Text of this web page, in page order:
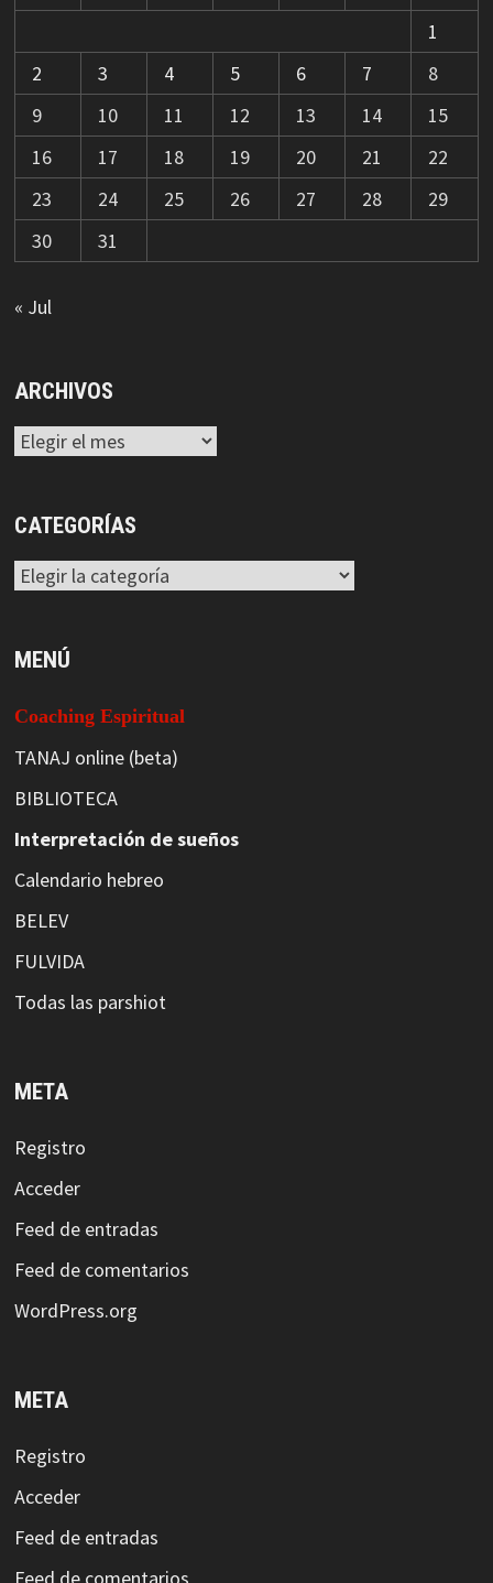
1
2
3 4 5 6 7
8
9
10 11 12 13 14
15
16
17 18 19 20 21
22
23
24 25 26 27 28
29
30
31
« Jul
ARCHIVOS
Archivos
CATEGORÍAS
Categorías
MENÚ
Coaching Espiritual
TANAJ online (beta)
BIBLIOTECA
Interpretación de sueños
Calendario hebreo
BELEV
FULVIDA
Todas las parshiot
META
Registro
Acceder
Feed de entradas
Feed de comentarios
WordPress.org
META
Registro
Acceder
Feed de entradas
Feed de comentarios